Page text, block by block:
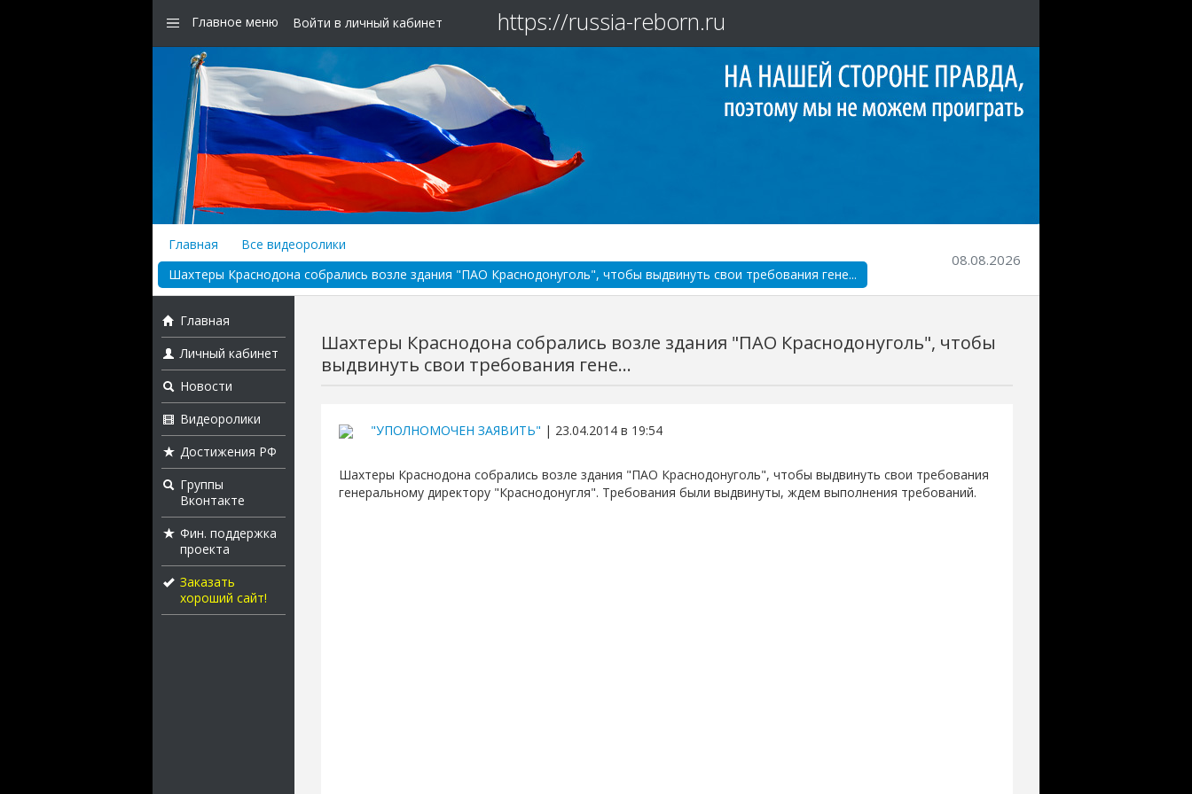
Главное меню Войти в личный кабинет https://russia-reborn.ru
Главная
Все видеоролики
Шахтеры Краснодона собрались возле здания "ПАО Краснодонуголь", чтобы выдвинуть свои требования гене...
08.08.2026
Главная
Личный кабинет
Новости
Видеоролики
Достижения РФ
Группы
Вконтакте
Фин. поддержка
проекта
Заказать
хороший сайт!
Шахтеры Краснодона собрались возле здания "ПАО Краснодонуголь", чтобы
выдвинуть свои требования гене...
"УПОЛНОМОЧЕН ЗАЯВИТЬ" | 23.04.2014 в 19:54
Шахтеры Краснодона собрались возле здания "ПАО Краснодонуголь", чтобы выдвинуть свои требования
генеральному директору "Краснодонугля". Требования были выдвинуты, ждем выполнения требований.